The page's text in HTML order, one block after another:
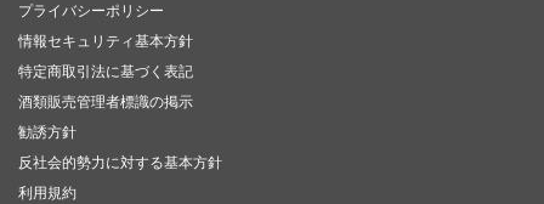
プライバシーポリシー
情報セキュリティ基本方針
特定商取引法に基づく表記
酒類販売管理者標識の掲示
勧誘方針
反社会的勢力に対する基本方針
利用規約